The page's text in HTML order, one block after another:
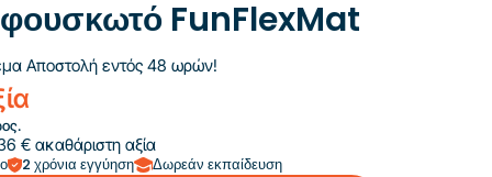
FunFlexMat
Αποστολή εντός 48 ωρών!
€ ακαθάριστη αξία
2 χρόνια εγγύηση Δωρεάν εκπαίδευση